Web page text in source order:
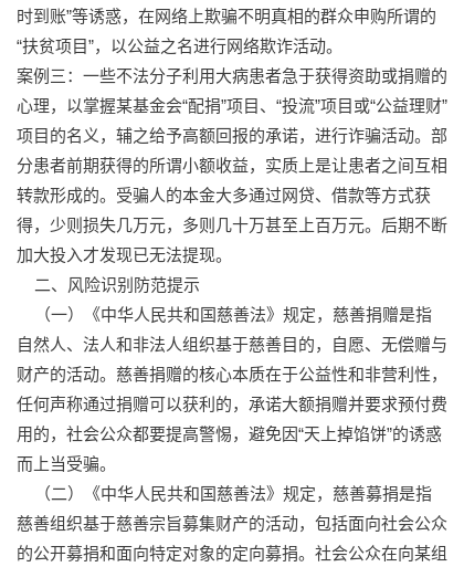
时到账”等诱惑，在网络上欺骗不明真相的群众申购所谓的
“扶贫项目”，以公益之名进行网络欺诈活动。
案例三：一些不法分子利用大病患者急于获得资助或捐赠的
心理，以掌握某基金会“配捐”项目、“投流”项目或“公益理财”
项目的名义，辅之给予高额回报的承诺，进行诈骗活动。部
分患者前期获得的所谓小额收益，实质上是让患者之间互相
转款形成的。受骗人的本金大多通过网贷、借款等方式获
得，少则损失几万元，多则几十万甚至上百万元。后期不断
加大投入才发现已无法提现。
二、风险识别防范提示
（一）《中华人民共和国慈善法》规定，慈善捐赠是指
自然人、法人和非法人组织基于慈善目的，自愿、无偿赠与
财产的活动。慈善捐赠的核心本质在于公益性和非营利性，
任何声称通过捐赠可以获利的，承诺大额捐赠并要求预付费
用的，社会公众都要提高警惕，避免因“天上掉馅饼”的诱惑
而上当受骗。
（二）《中华人民共和国慈善法》规定，慈善募捐是指
慈善组织基于慈善宗旨募集财产的活动，包括面向社会公众
的公开募捐和面向特定对象的定向募捐。社会公众在向某组